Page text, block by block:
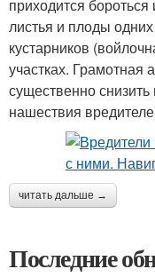
приходится
листья и плоды
кустарников
участках. Грамотная
существенно
нашествия
читать дальше →
Последние